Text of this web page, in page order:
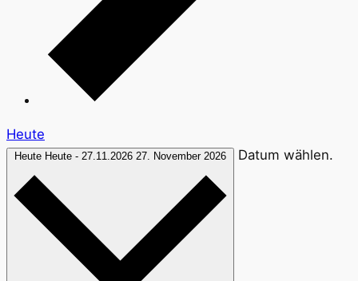
Heute
Heute Heute - 27.11.2026 27. November 2026 Datum wählen.